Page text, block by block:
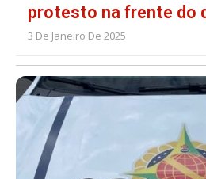
protesto na frente do
3 De Janeiro De 2025